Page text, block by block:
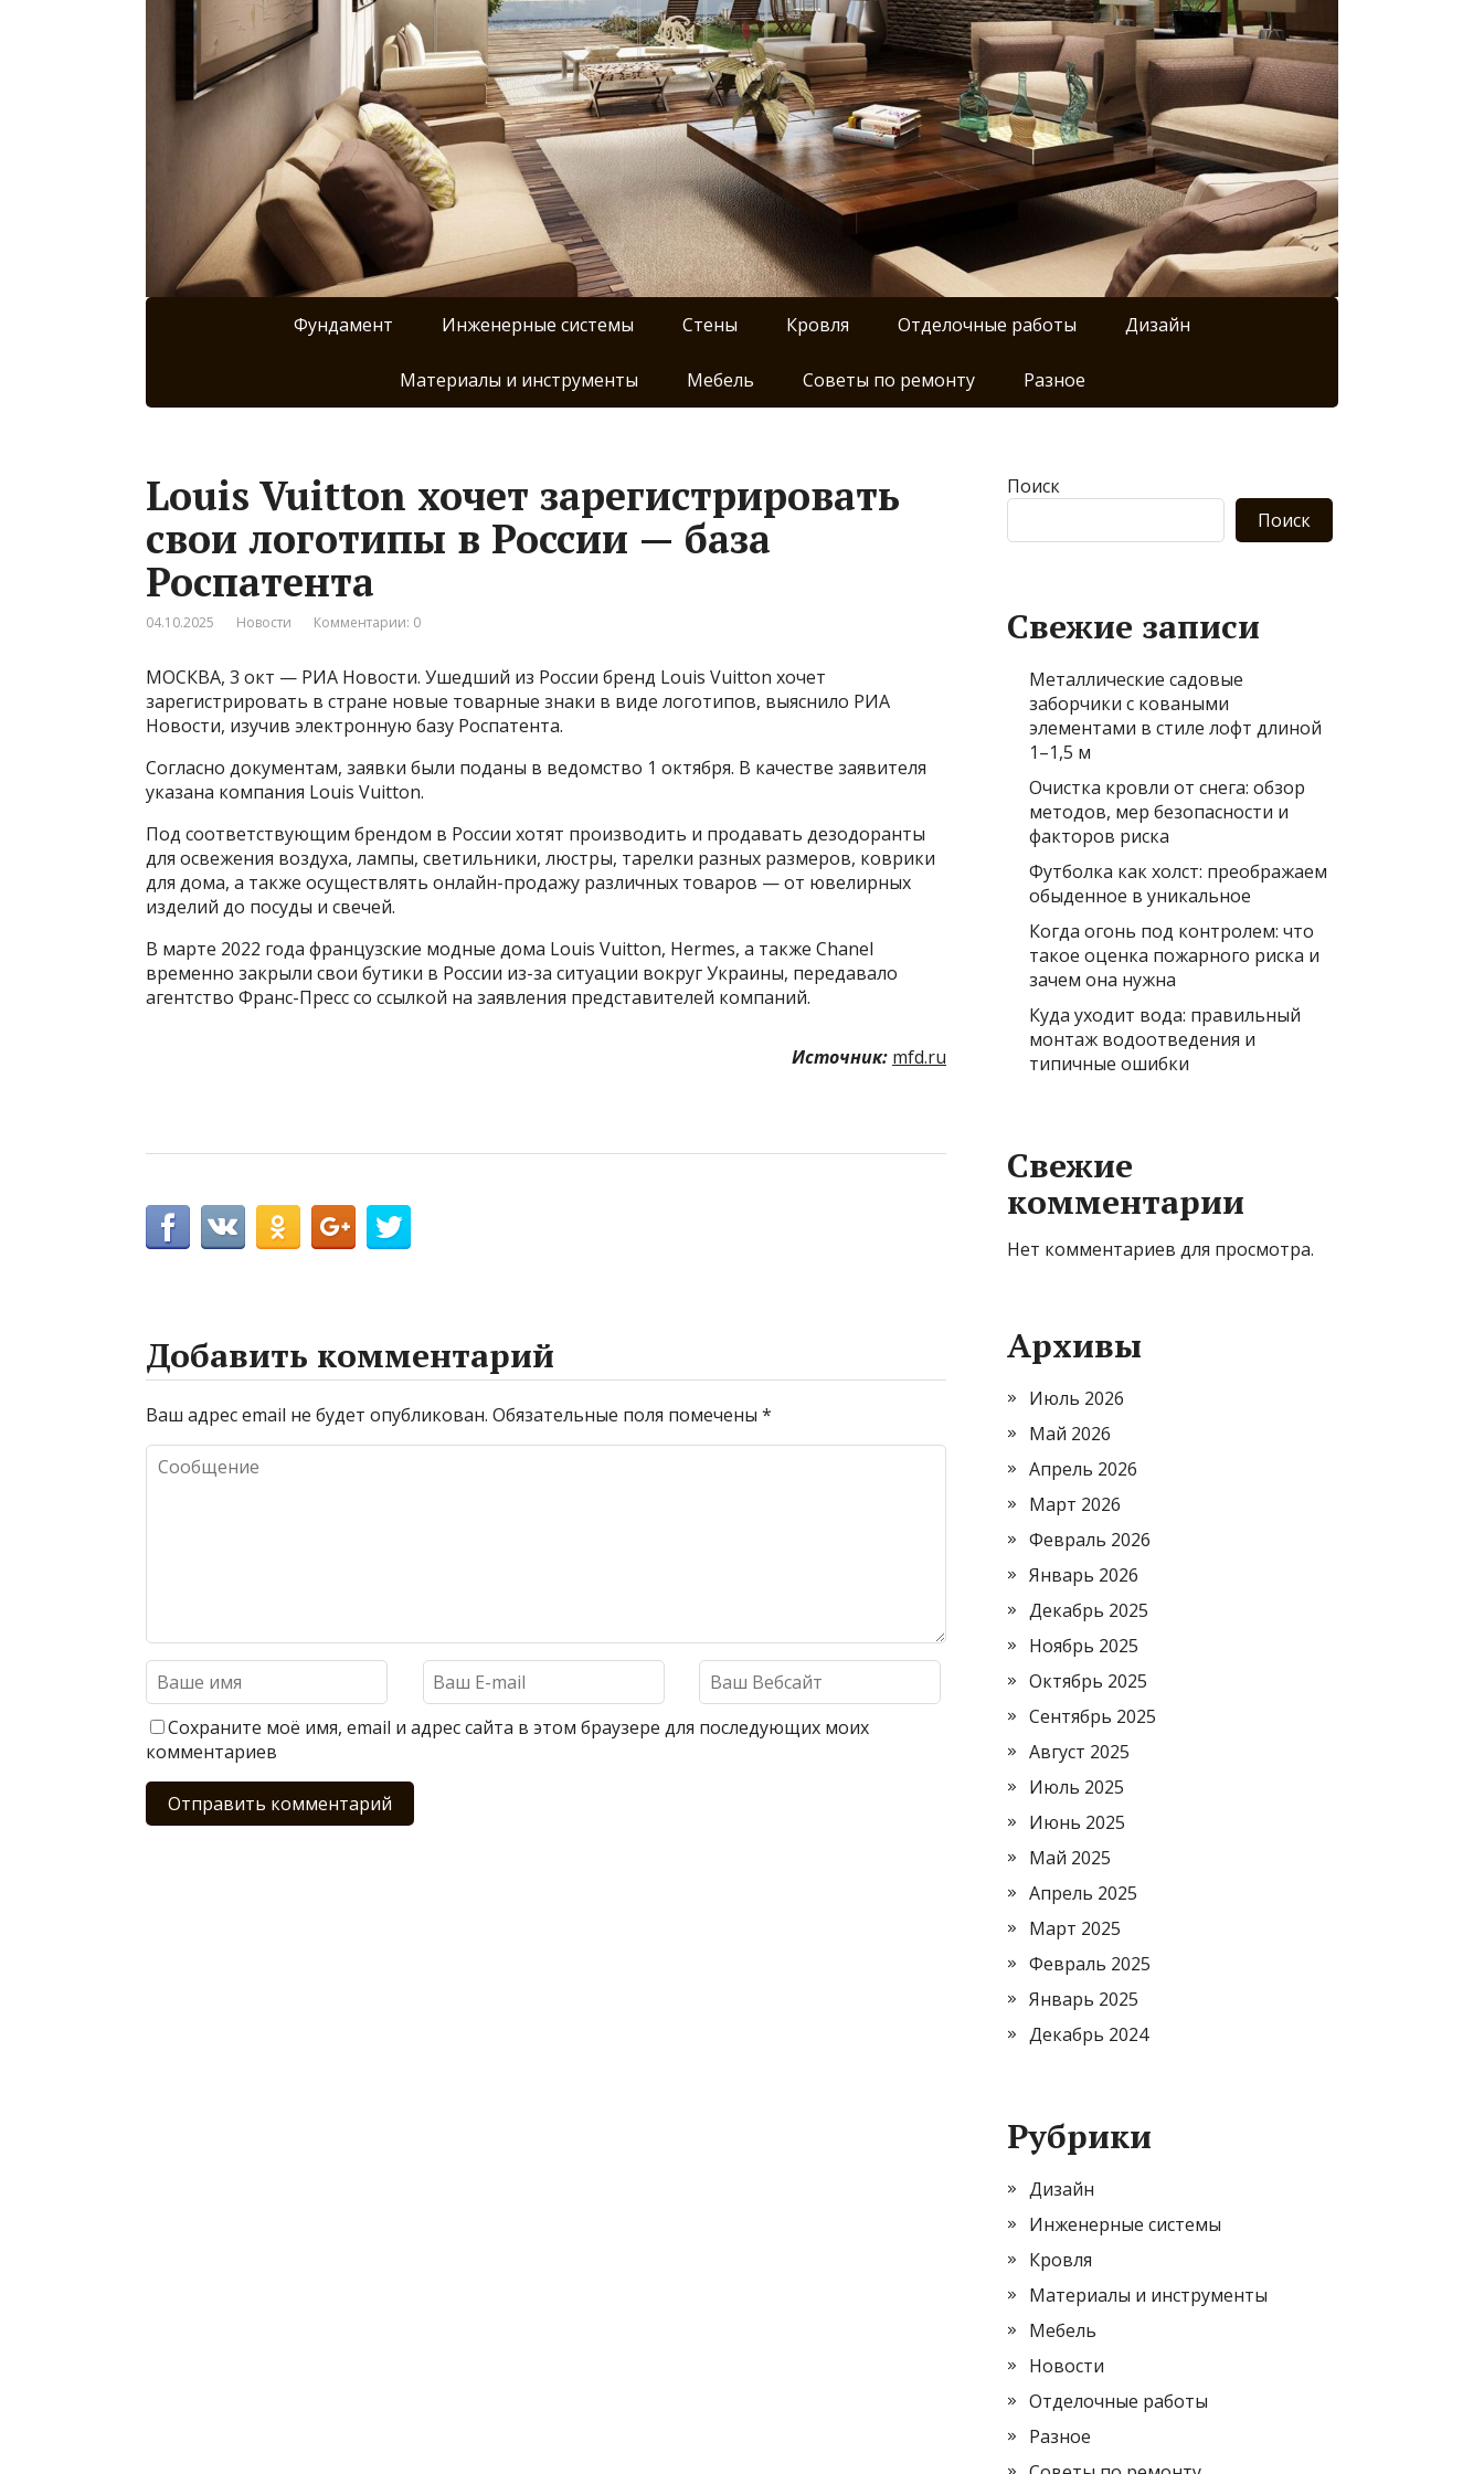
Фундамент Инженерные системы Стены Кровля Отделочные работы Дизайн
Материалы и инструменты Мебель Советы по ремонту Разное
Louis Vuitton хочет зарегистрировать
свои логотипы в России — база
Роспатента
04.10.2025 Новости Комментарии: 0
МОСКВА, 3 окт — РИА Новости. Ушедший из России бренд Louis Vuitton хочет
зарегистрировать в стране новые товарные знаки в виде логотипов, выяснило РИА
Новости, изучив электронную базу Роспатента.
Согласно документам, заявки были поданы в ведомство 1 октября​​​. В качестве заявителя
указана компания Louis Vuitton.
Под соответствующим брендом в России хотят производить и продавать дезодоранты
для освежения воздуха, лампы, светильники, люстры, тарелки разных размеров, коврики
для дома, а также осуществлять онлайн-продажу различных товаров — от ювелирных
изделий до посуды и свечей.
В марте 2022 года французские модные дома Louis Vuitton, Hermes, а также Chanel
временно закрыли свои бутики в России из-за ситуации вокруг Украины, передавало
агентство Франс-Пресс со ссылкой на заявления представителей компаний.
Источник: mfd.ru
Добавить комментарий
Ваш адрес email не будет опубликован. Обязательные поля помечены *
Сохраните моё имя, email и адрес сайта в этом браузере для последующих моих
комментариев
Поиск
Поиск
Свежие записи
Металлические садовые
заборчики с коваными
элементами в стиле лофт длиной
1–1,5 м
Очистка кровли от снега: обзор
методов, мер безопасности и
факторов риска
Футболка как холст: преображаем
обыденное в уникальное
Когда огонь под контролем: что
такое оценка пожарного риска и
зачем она нужна
Куда уходит вода: правильный
монтаж водоотведения и
типичные ошибки
Свежие
комментарии
Нет комментариев для просмотра.
Архивы
Июль 2026
Май 2026
Апрель 2026
Март 2026
Февраль 2026
Январь 2026
Декабрь 2025
Ноябрь 2025
Октябрь 2025
Сентябрь 2025
Август 2025
Июль 2025
Июнь 2025
Май 2025
Апрель 2025
Март 2025
Февраль 2025
Январь 2025
Декабрь 2024
Рубрики
Дизайн
Инженерные системы
Кровля
Материалы и инструменты
Мебель
Новости
Отделочные работы
Разное